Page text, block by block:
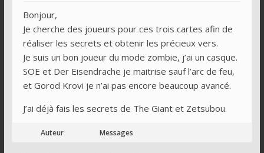
Bonjour,
Je cherche des joueurs pour ces trois cartes afin de
réaliser les secrets et obtenir les précieux vers.
Je suis un bon joueur du mode zombie, j’ai un casque.
SOE et Der Eisendrache je maitrise sauf l’arc de feu,
et Gorod Krovi je n’ai pas encore beaucoup avancé.
J’ai déjà fais les secrets de The Giant et Zetsubou.
Auteur Messages